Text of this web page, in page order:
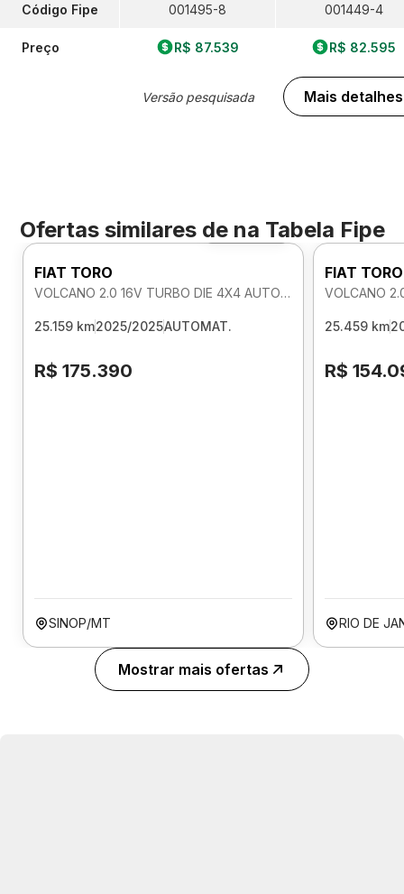
Código Fipe
Preço
001495-8
R$ 87.539
Versão pesquisada
001449-4
R$ 82.595
Mais detalhes
Ofertas similares de na Tabela Fipe
Foto 360º
FIAT TORO
VOLCANO 2.0 16V TURBO DIE 4X4 AUTOMATICO
25.159 km2025/2025AUTOMAT.
R$ 175.390
SINOP/MT
FIAT TORO
25.459 km
R$
RIO DE
Mostrar mais ofertas